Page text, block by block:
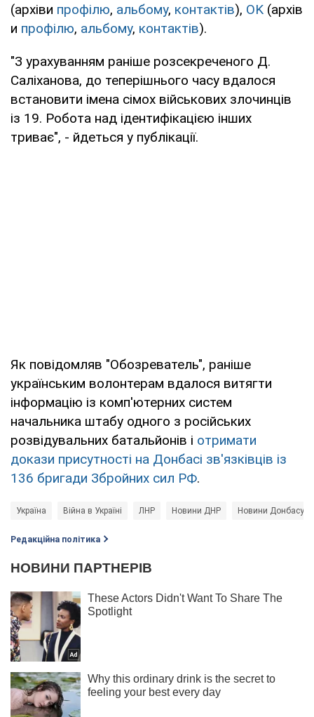
(архіви профілю, альбому, контактів), OK (архів
и профілю, альбому, контактів).
"З урахуванням раніше розсекреченого Д.
Саліханова, до теперішнього часу вдалося
встановити імена сімох військових злочинців
із 19. Робота над ідентифікацією інших
триває", - йдеться у публікації.
Як повідомляв "Обозреватель", раніше
українським волонтерам вдалося витягти
інформацію із комп'ютерних систем
начальника штабу одного з російських
розвідувальних батальйонів і отримати
докази присутності на Донбасі зв'язківців із
136 бригади Збройних сил РФ.
Україна Війна в Україні ЛНР Новини ДНР Новини Донбасу
Редакційна політика